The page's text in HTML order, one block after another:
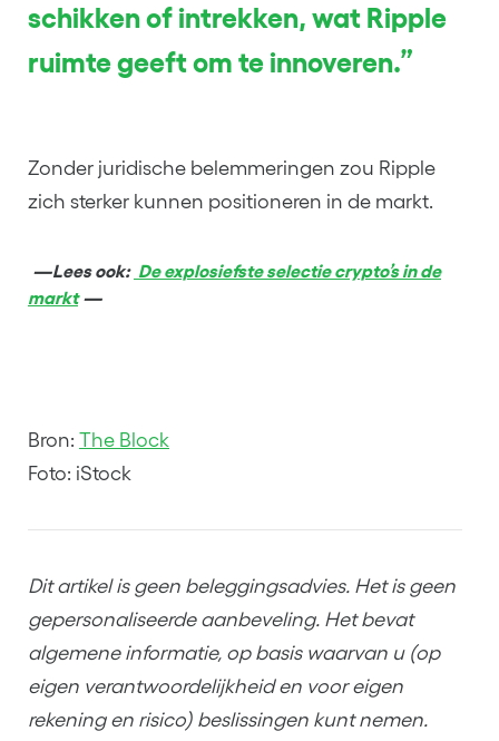
schikken of intrekken, wat Ripple
ruimte geeft om te innoveren.”
Zonder juridische belemmeringen zou Ripple
zich sterker kunnen positioneren in de markt.
—Lees ook: De explosiefste selectie crypto’s in de
markt —
Bron: The Block
Foto: iStock
Dit artikel is geen beleggingsadvies. Het is geen
gepersonaliseerde aanbeveling. Het bevat
algemene informatie, op basis waarvan u (op
eigen verantwoordelijkheid en voor eigen
rekening en risico) beslissingen kunt nemen.